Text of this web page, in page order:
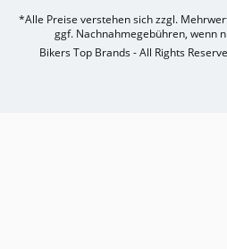
*Alle Preise verstehen sich zzgl.
ggf. Nachnahmegebühren, wenn
Bikers Top Brands - All Rights